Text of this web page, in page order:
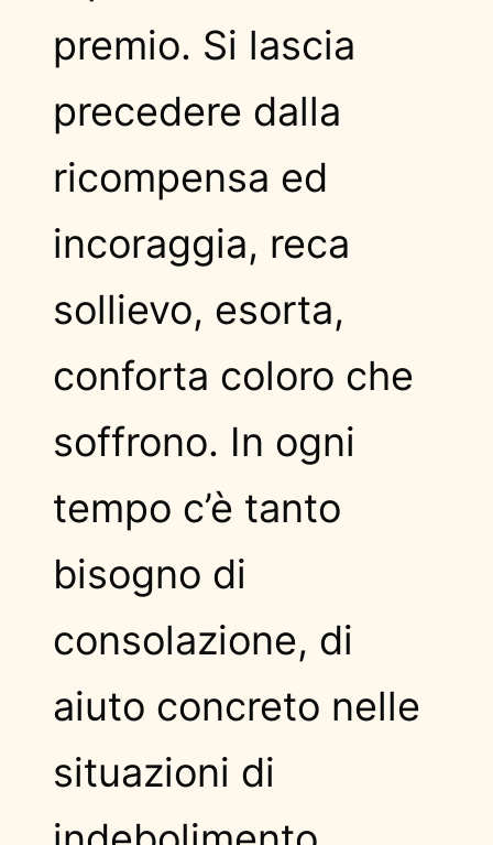
premio. Si lascia
precedere dalla
ricompensa ed
incoraggia, reca
sollievo, esorta,
conforta coloro che
soffrono. In ogni
tempo c’è tanto
bisogno di
consolazione, di
aiuto concreto nelle
situazioni di